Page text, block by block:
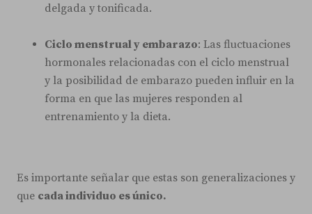
delgada y tonificada.
Ciclo menstrual y embarazo: Las fluctuaciones
hormonales relacionadas con el ciclo menstrual
y la posibilidad de embarazo pueden influir en la
forma en que las mujeres responden al
entrenamiento y la dieta.
Es importante señalar que estas son generalizaciones y
que cada individuo es único.